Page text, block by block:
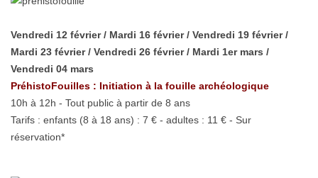
Vendredi 12 février / Mardi 16 février/ Vendredi 19 février/
Mardi 23 février / Vendredi 26 février / Mardi 1er mars /
Vendredi 04 mars
PréhistoFouilles : Initiation à la fouille archéologique
10h à 12h - Tout public à partir de 8 ans
Tarifs : enfants (8 à 18 ans) : 7 € - adultes : 11 € - Sur
réservation*